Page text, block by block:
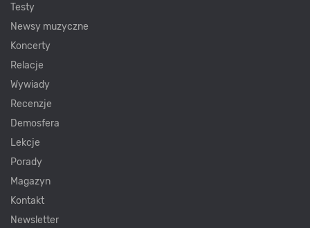
Testy
Newsy muzyczne
Koncerty
Relacje
Wywiady
Recenzje
Demosfera
Lekcje
Porady
Magazyn
Kontakt
Newsletter